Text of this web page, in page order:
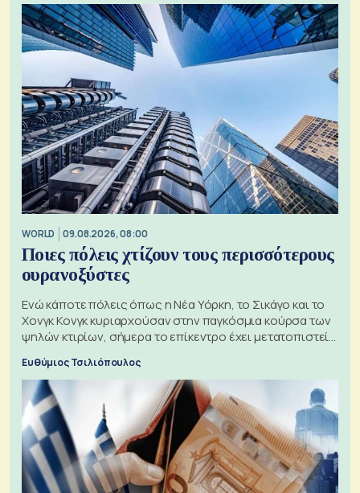
WORLD 09.08.2026, 08:00
Ποιες πόλεις χτίζουν τους περισσότερους
ουρανοξύστες
Ενώ κάποτε πόλεις όπως η Νέα Υόρκη, το Σικάγο και το
Χονγκ Κονγκ κυριαρχούσαν στην παγκόσμια κούρσα των
ψηλών κτιρίων, σήμερα το επίκεντρο έχει μετατοπιστεί
προς την Ασία
Ευθύμιος Τσιλιόπουλος